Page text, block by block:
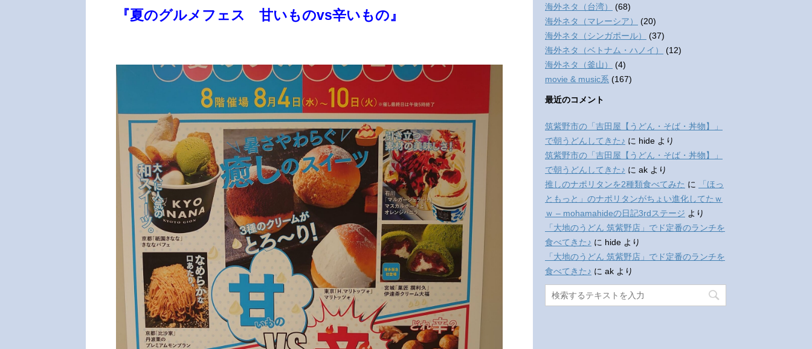
『夏のグルメフェス 甘いものvs辛いもの』
海外ネタ（台湾）
(68)
海外ネタ（マレーシア）
(20)
海外ネタ（シンガポール）
(37)
海外ネタ（ベトナム・ハノイ）
(12)
海外ネタ（釜山）
(4)
movie & music系 (167)
最近のコメント
筑紫野市の「吉田屋【うどん・そば・丼物】」
で朝うどんしてきた♪ に hide より
筑紫野市の「吉田屋【うどん・そば・丼物】」
で朝うどんしてきた♪ に ak より
推しのナポリタンを2種類食べてみた に
「ほっ
ともっと」のナポリタンがちょい進化してたｗ
ｗ – mohamahideの日記3rdステージ より
「大地のうどん 筑紫野店」でド定番のランチを
食べてきた♪ に hide より
「大地のうどん 筑紫野店」でド定番のランチを
食べてきた♪ に ak より